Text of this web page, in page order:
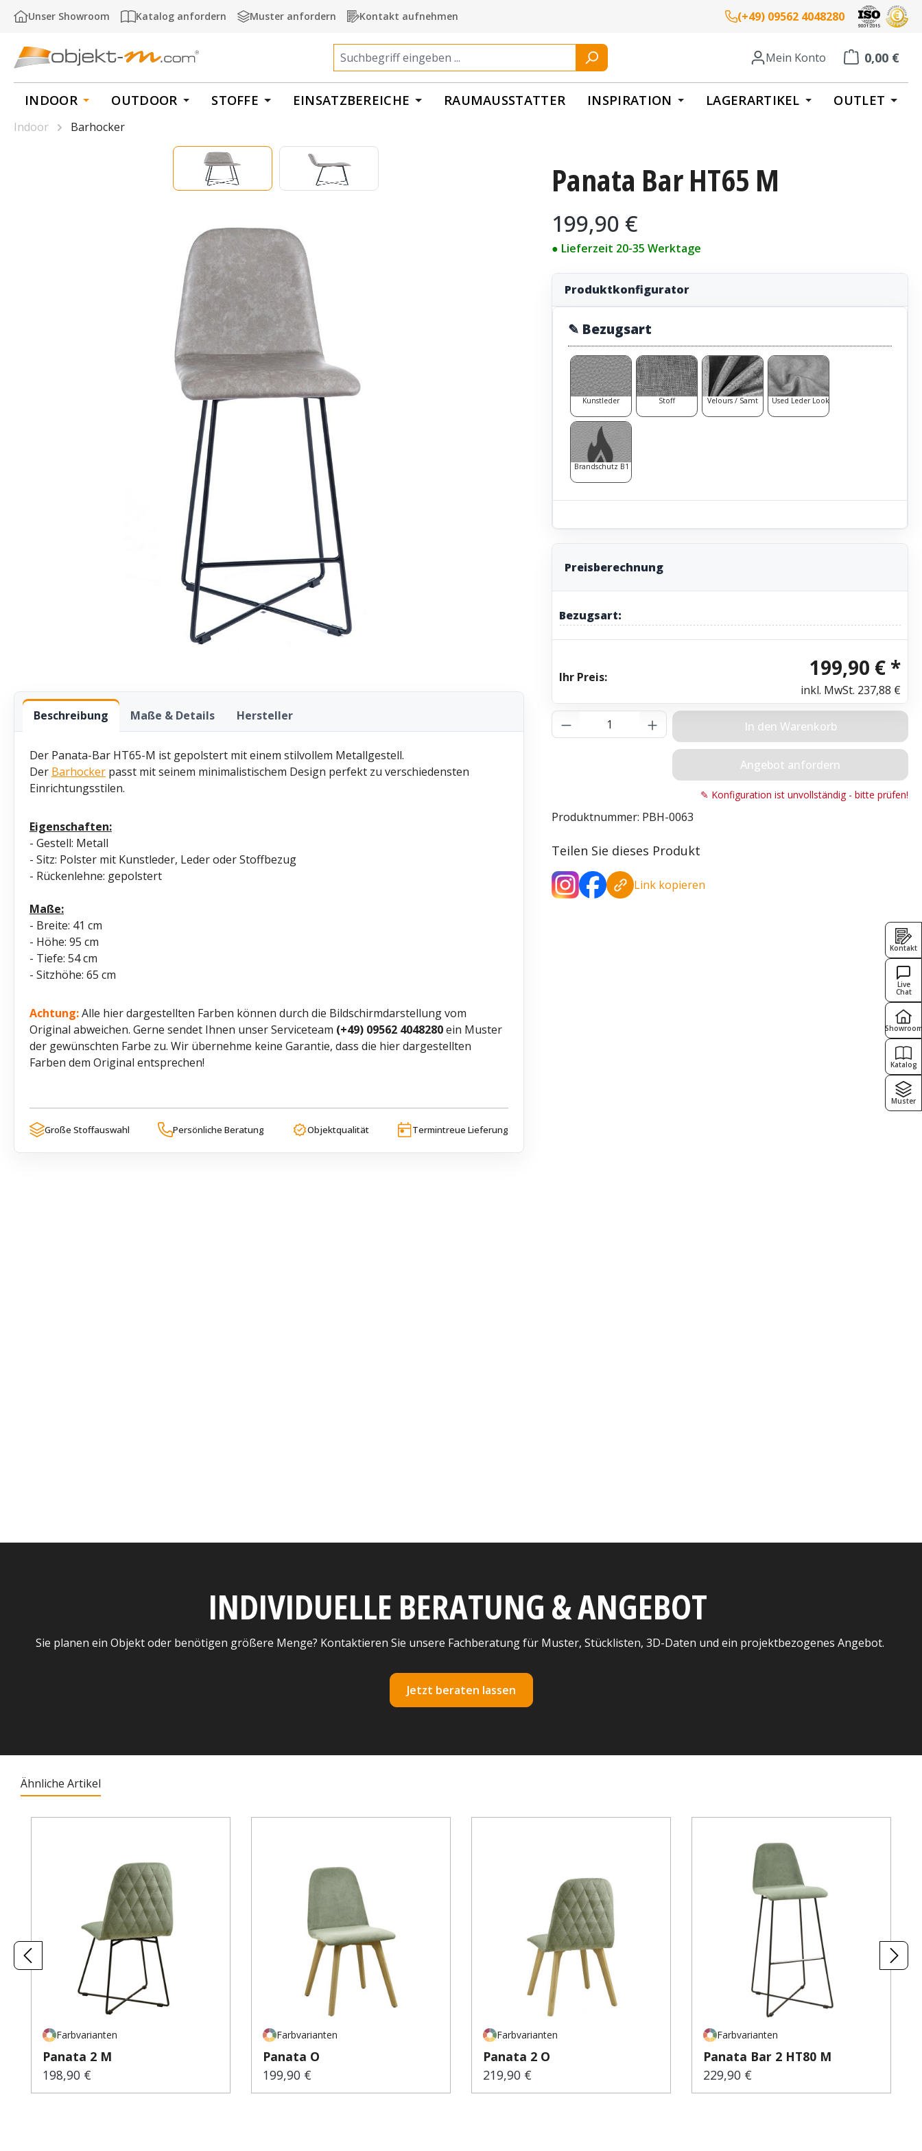
Hauptinhalt springen
Zur Suche springen
Zur Hauptnavigation springen
Unser Showroom Katalog anfordern Muster anfordern Kontakt aufnehmen (+49) 09562 4048280
Mein Konto 0,00 €
Warenkorb
INDOOR OUTDOOR STOFFE EINSATZBEREICHE RAUMAUSSTATTER INSPIRATION LAGERARTIKEL OUTLET
Panata Bar HT65 M
Regulärer Preis:
199,90 €
● Lieferzeit 20-35 Werktage
Produktkonfigurator
✎ Bezugsart
Kunstleder Stoff Velours / Samt Used Leder Look
Brandschutz B1
Preisberechnung
Bezugsart:
Ihr Preis: 199,90 € *
inkl. MwSt. 237,88 €
Produkt Anzahl: Gib den gewünschten Wert
In den Warenkorb
Angebot anfordern
✎ Konfiguration ist unvollständig - bitte prüfen!
Produktnummer: PBH-0063
Teilen Sie dieses Produkt
Link kopieren
Indoor
Barhocker
Beschreibung Maße & Details Hersteller
Der Panata-Bar HT65-M ist gepolstert mit einem stilvollem Metallgestell.
Der Barhocker passt mit seinem minimalistischem Design perfekt zu verschiedensten
Einrichtungsstilen.
Eigenschaften:
- Gestell: Metall
- Sitz: Polster mit Kunstleder, Leder oder Stoffbezug
- Rückenlehne: gepolstert
Maße:
- Breite: 41 cm
- Höhe: 95 cm
- Tiefe: 54 cm
- Sitzhöhe: 65 cm
Achtung:Alle hier dargestellten Farben können durch die Bildschirmdarstellung vom
Original abweichen. Gerne sendet Ihnen unser Serviceteam (+49) 09562 4048280ein Muster
der gewünschten Farbe zu. Wir übernehme keine Garantie, dass die hier dargestellten
Farben dem Original entsprechen!
Große Stoffauswahl Persönliche Beratung Objektqualität Termintreue Lieferung
INDIVIDUELLE BERATUNG & ANGEBOT
Sie planen ein Objekt oder benötigen größere Menge? Kontaktieren Sie unsere Fachberatung für Muster, Stücklisten, 3D-Daten und ein projektbezogenes Angebot.
Jetzt beraten lassen
Ähnliche Artikel
Farbvarianten
Panata 2 M
Regulärer Preis:
198,90 €
Farbvarianten
Panata O
Regulärer Preis:
199,90 €
Farbvarianten
Panata 2 O
Regulärer Preis:
219,90 €
Farbvarianten
Panata Bar 2 HT80 M
Regulärer Preis:
229,90 €
Kontakt
Live
Chat
Showroom
Katalog
Muster